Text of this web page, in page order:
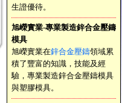
生證優待。
旭嶸實業-專業製造鋅合金壓鑄
模具
旭嶸實業在鋅合金壓鑄領域累
積了豐富的知識，技能及經
驗，專業製造鋅合金壓鑄模具
與塑膠模具。